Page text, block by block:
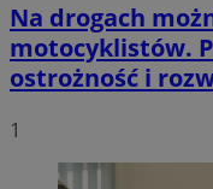
Na drogach
motocyklistów.
ostrożność i
1